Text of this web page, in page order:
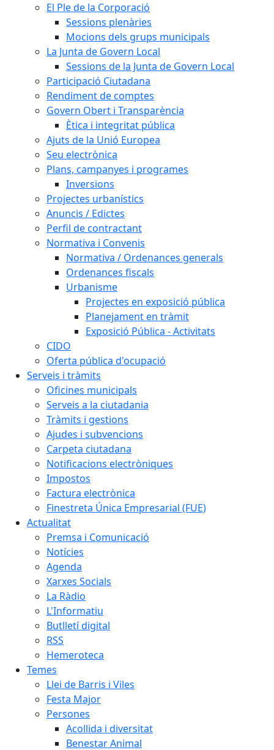
El Ple de la Corporació
Sessions plenàries
Mocions dels grups municipals
La Junta de Govern Local
Sessions de la Junta de Govern Local
Participació Ciutadana
Rendiment de comptes
Govern Obert i Transparència
Ètica i integritat pública
Ajuts de la Unió Europea
Seu electrònica
Plans, campanyes i programes
Inversions
Projectes urbanístics
Anuncis / Edictes
Perfil de contractant
Normativa i Convenis
Normativa / Ordenances generals
Ordenances fiscals
Urbanisme
Projectes en exposició pública
Planejament en tràmit
Exposició Pública - Activitats
CIDO
Oferta pública d'ocupació
Serveis i tràmits
Oficines municipals
Serveis a la ciutadania
Tràmits i gestions
Ajudes i subvencions
Carpeta ciutadana
Notificacions electròniques
Impostos
Factura electrònica
Finestreta Única Empresarial (FUE)
Actualitat
Premsa i Comunicació
Notícies
Agenda
Xarxes Socials
La Ràdio
L'Informatiu
Butlletí digital
RSS
Hemeroteca
Temes
Llei de Barris i Viles
Festa Major
Persones
Acollida i diversitat
Benestar Animal